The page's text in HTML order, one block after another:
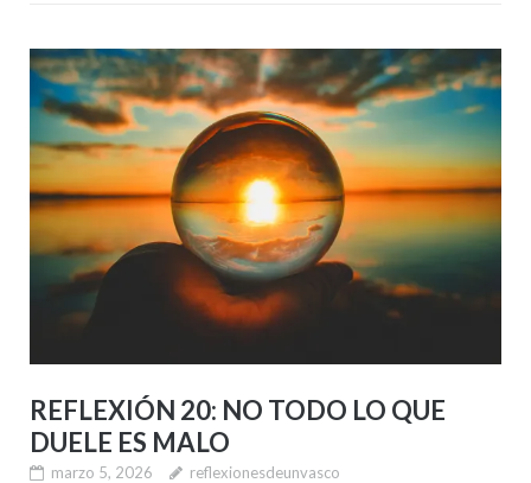
REFLEXIÓN 20: NO TODO LO QUE
DUELE ES MALO
marzo 5, 2026
reflexionesdeunvasco